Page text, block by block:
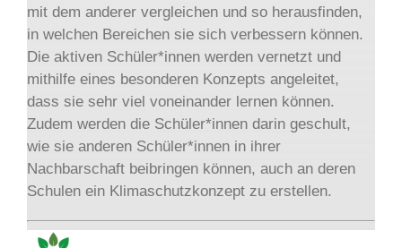
mit dem anderer vergleichen und so herausfinden,
in welchen Bereichen sie sich verbessern können.
Die aktiven Schüler*innen werden vernetzt und
mithilfe eines besonderen Konzepts angeleitet,
dass sie sehr viel voneinander lernen können.
Zudem werden die Schüler*innen darin geschult,
wie sie anderen Schüler*innen in ihrer
Nachbarschaft beibringen können, auch an deren
Schulen ein Klimaschutzkonzept zu erstellen.